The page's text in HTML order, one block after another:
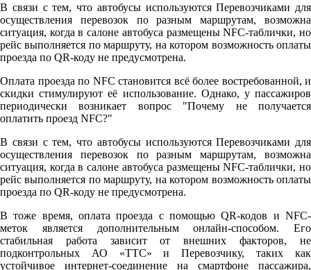
В связи с тем, что автобусы используются Перевозчиками для
осуществления перевозок по разным маршрутам, возможна
ситуация, когда в салоне автобуса размещены NFC-таблички, но
рейс выполняется по маршруту, на котором возможность оплаты
проезда по QR-коду не предусмотрена.
Оплата проезда по NFC становится всё более востребованной, и
скидки стимулируют её использование. Однако, у пассажиров
периодически возникает вопрос "Почему не получается
оплатить проезд NFC?"
В связи с тем, что автобусы используются Перевозчиками для
осуществления перевозок по разным маршрутам, возможна
ситуация, когда в салоне автобуса размещены NFC-таблички, но
рейс выполняется по маршруту, на котором возможность оплаты
проезда по QR-коду не предусмотрена.
В тоже время, оплата проезда с помощью QR-кодов и NFC-
меток является дополнительным онлайн-способом. Его
стабильная работа зависит от внешних факторов, не
подконтрольных АО «ТТС» и Перевозчику, таких как
устойчивое интернет-соединение на смартфоне пассажира,